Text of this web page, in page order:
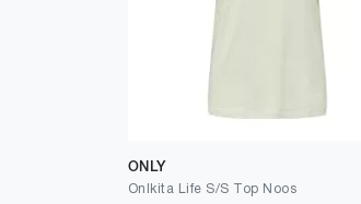
ONLY
Onlkita Life S/S Top Noos